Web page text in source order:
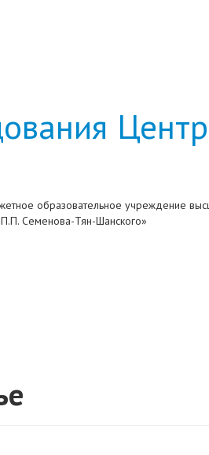
образовательное учреждение
П.П. Семенова-Тян-Шанского»